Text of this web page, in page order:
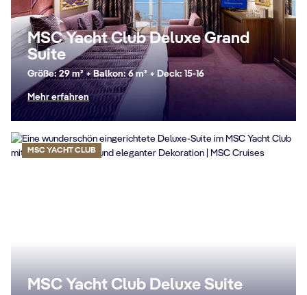
MSC Yacht Club Deluxe Grand
Suite
Größe: 29 m² + Balkon: 6 m² + Deck: 15-16
Mehr erfahren
MSC YACHT CLUB
MSC Yacht Club Deluxe Suite